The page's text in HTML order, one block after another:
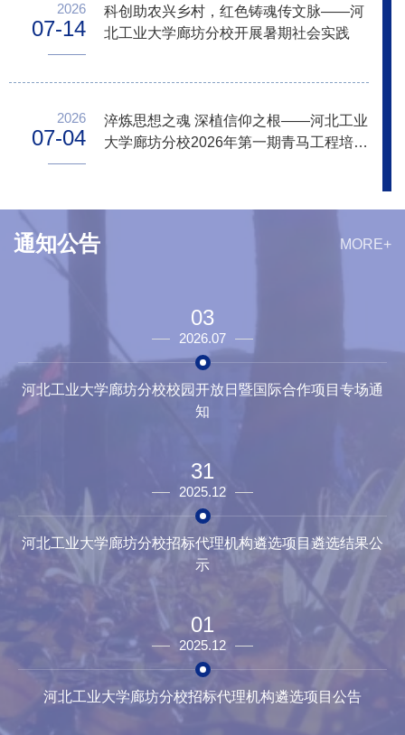
2026
07-14
科创助农兴乡村，红色铸魂传文脉——河
北工业大学廊坊分校开展暑期社会实践
2026
07-04
淬炼思想之魂 深植信仰之根——河北工业
大学廊坊分校2026年第一期青马工程培训
MORE+
通知公告
03
2026.07
河北工业大学廊坊分校校园开放日暨国际合作项目专场通
知
31
2025.12
河北工业大学廊坊分校招标代理机构遴选项目遴选结果公
示
01
2025.12
河北工业大学廊坊分校招标代理机构遴选项目公告